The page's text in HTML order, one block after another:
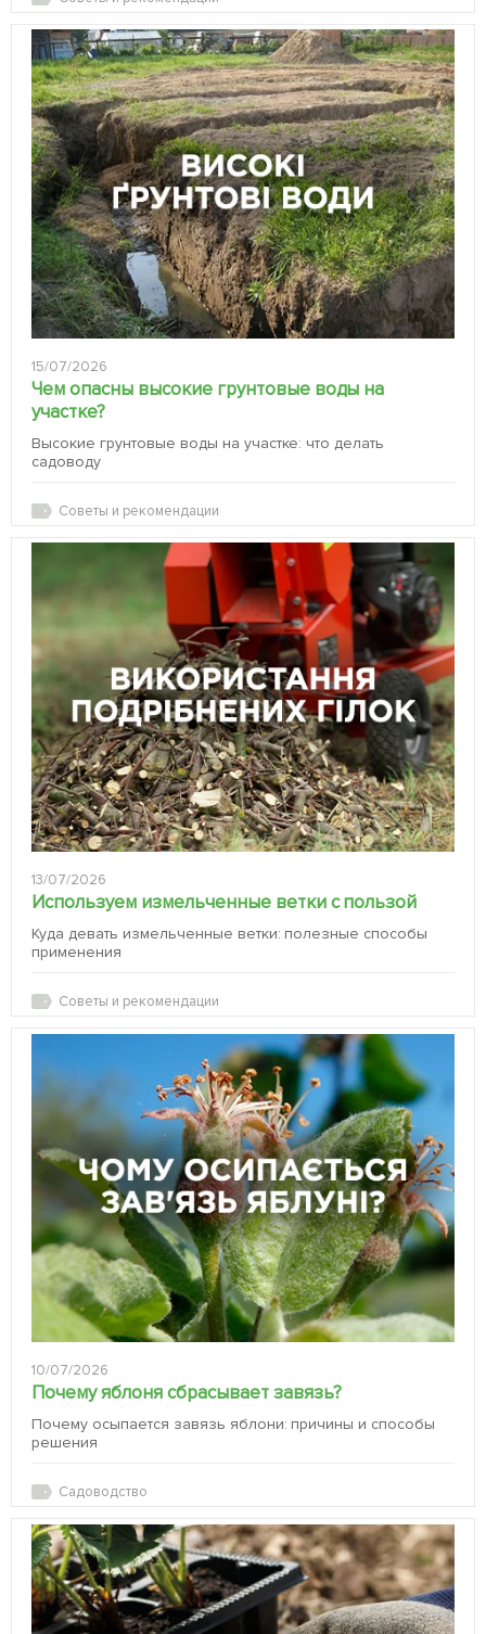
15/07/2026
Чем опасны высокие грунтовые воды на
участке?
Высокие грунтовые воды на участке: что делать
садоводу
Советы и рекомендации
13/07/2026
Используем измельченные ветки с пользой
Куда девать измельченные ветки: полезные способы
применения
Советы и рекомендации
10/07/2026
Почему яблоня сбрасывает завязь?
Почему осыпается завязь яблони: причины и способы
решения
Садоводство